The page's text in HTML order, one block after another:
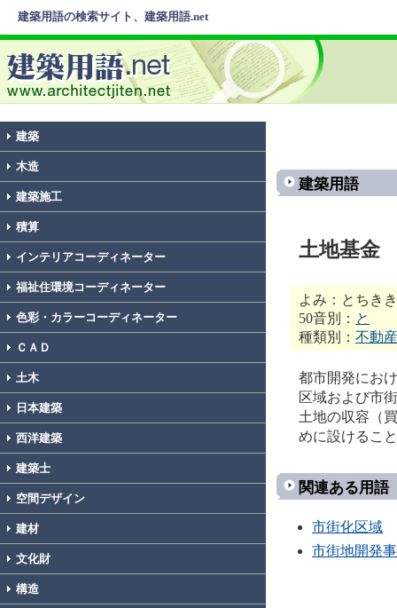
建築用語の検索サイト、建築用語.net
建築
木造
建築施工
積算
インテリアコーディネーター
福祉住環境コーディネーター
色彩・カラーコーディネーター
ＣＡＤ
土木
日本建築
西洋建築
建築士
空間デザイン
建材
文化財
構造
建築用語
土地基金
よみ：とちき
50音別： と
種類別： 不動
都市開発にお
区域および市
土地の収容（
めに設けるこ
関連ある用語
市街化区域
市街地開発